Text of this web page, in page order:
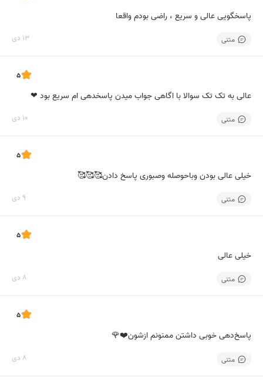
پاسخگویی عالی و سریع ، راضی بودم واقعا
متنی 13 دی
5
عالی به تک تک سوالا با اگاهی جواب میدن پاسخدهی ام سریع بود ❤
متنی 10 دی
5
خیلی عالی بودن وباحوصله وصبوری پاسخ دادن🥰🥰🥰
متنی 9 دی
5
خیلی عالی
متنی 8 دی
5
پاسخ‌دهی خوبی داشتن ممنونم ازشون❤️🌹
متنی 8 دی